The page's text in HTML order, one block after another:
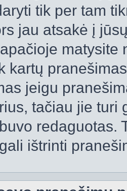
tik per tam
jau atsakė į
matysite
kartų
jeigu
tačiau jie turi
redaguotas.
ištrinti